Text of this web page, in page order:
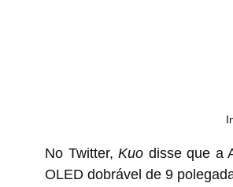
No Twitter, Kuo disse que a
OLED dobrável de 9